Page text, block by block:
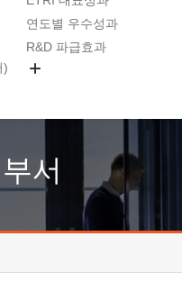
)
연도별 우수성과
R&D 파급효과
서